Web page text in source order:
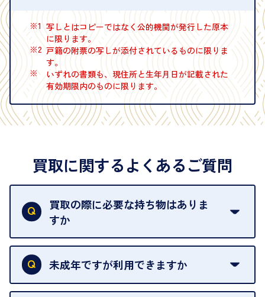
※1 写しとはコピーではなく公的機関が発行した原本
に限ります。
※2 戸籍の附票の写しが添付されているものに限りま
す。
※
いずれの書類も、現住所と生年月日が記載された
有効期限内のものに限ります。
買取に関するよくあるご質問
買取の際に必要な持ち物はありま
すか
本人確認書類をご用意ください。ご利用になれる書
類はこちらをご確認ください。
未成年ですが利用できますか
18歳未満の方は、保護者の同意があってもご利用い